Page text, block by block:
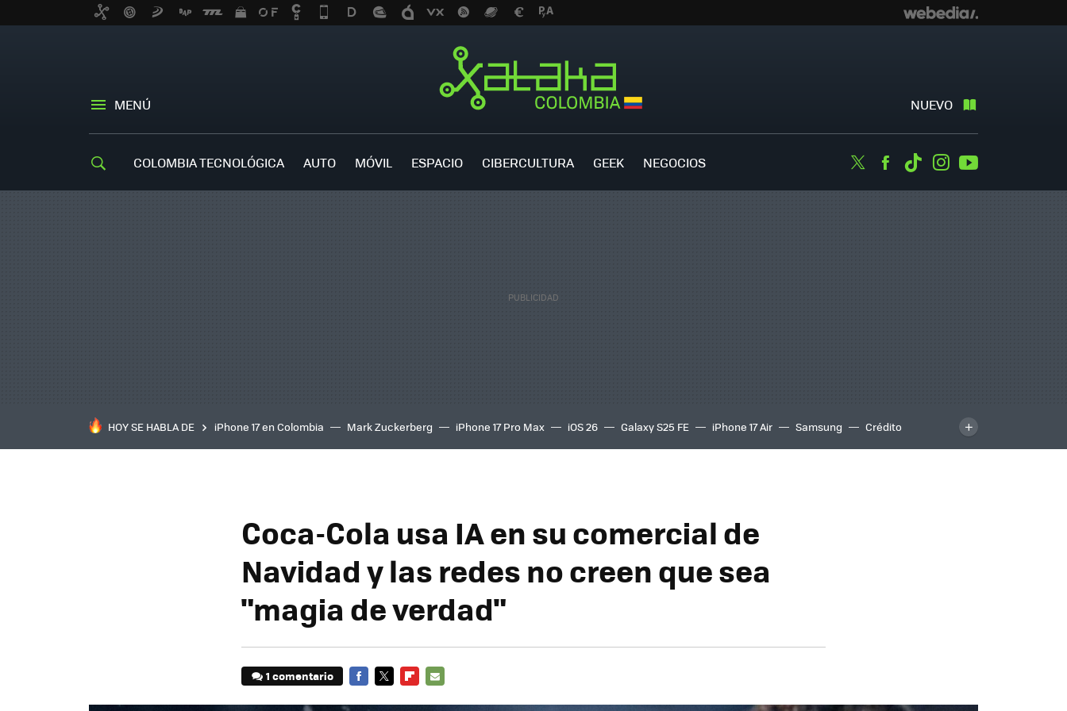
MENÚ NUEVO
COLOMBIA TECNOLÓGICA AUTO MÓVIL ESPACIO CIBERCULTURA GEEK NEGOCIOS TwitterFacebook
TiktokInstagram
HOY SE HABLA DE iPhone 17 en Colombia Mark Zuckerberg iPhone 17 Pro Max iOS 26 Galaxy S25 FE iPhone 17 Air Samsung
Crédito
inteligente
IA TCL C8K
Coca-Cola usa IA en su comercial de
Navidad y las redes no creen que sea
"magia de verdad"
1 comentario